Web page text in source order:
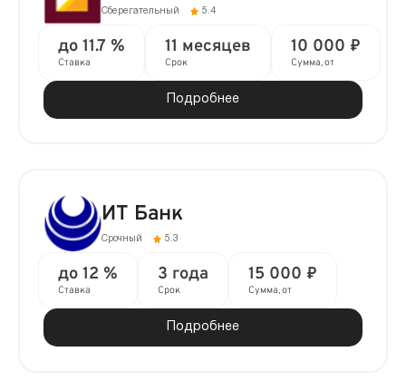
Сберегательный 5.4
до 11.7 %
Ставка
11 месяцев
Срок
10 000 ₽
Сумма, от
Подробнее
ИТ Банк
Срочный 5.3
до 12 %
Ставка
3 года
Срок
15 000 ₽
Сумма, от
Подробнее